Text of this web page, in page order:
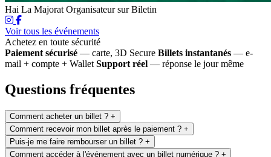
Hai La Majorat Organisateur sur Biletin
Voir tous les événements
Achetez en toute sécurité
Paiement sécurisé — carte, 3D Secure Billets instantanés — e-
mail + compte + Wallet Support réel — réponse le jour même
Questions fréquentes
Comment acheter un billet ? +
Comment recevoir mon billet après le paiement ? +
Puis-je me faire rembourser un billet ? +
Comment accéder à l'événement avec un billet numérique ? +